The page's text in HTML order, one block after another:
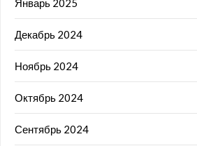
Январь 2025
Декабрь 2024
Ноябрь 2024
Октябрь 2024
Сентябрь 2024